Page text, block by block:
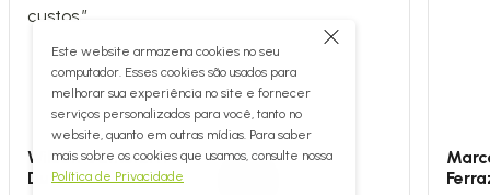
custos.”
Wilson Vamelarti
Dutra
Este website armazena cookies no seu
computador. Esses cookies são usados para
melhorar sua experiência no site e fornecer
serviços personalizados para você, tanto no
website, quanto em outras mídias. Para saber
mais sobre os cookies que usamos, consulte nossa
Política de Privacidade